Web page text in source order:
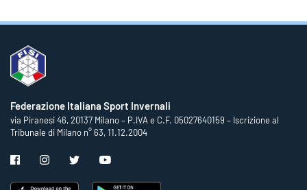
Federazione Italiana Sport Invernali
via Piranesi 46, 20137 Milano – P.IVA e C.F. 05027640159 – Iscrizione al
Tribunale di Milano n° 63, 11.12.2004